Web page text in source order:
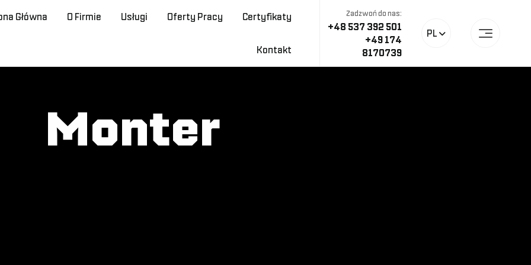
Główna O Firmie Usługi Oferty Pracy Certyfikaty
Kontakt
Zadzwoń do nas:
+48 537 392 501
+49 174
8170739
PL
Monter